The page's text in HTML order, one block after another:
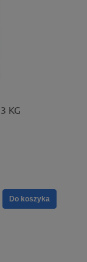
KG
Do koszyka